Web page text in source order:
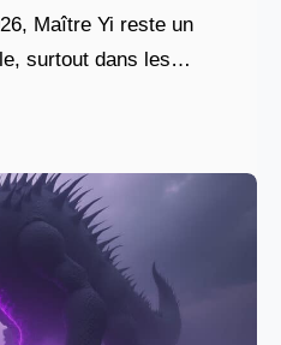
Maître Yi reste un
surtout dans les